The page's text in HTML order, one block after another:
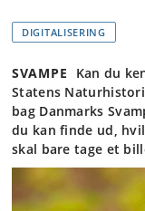
DIGITALISERING
SVAMPE
Kan du
Statens
bag Danmarks
du kan finde ud,
skal bare tage et